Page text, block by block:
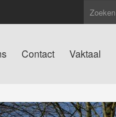
Contact Vaktaal